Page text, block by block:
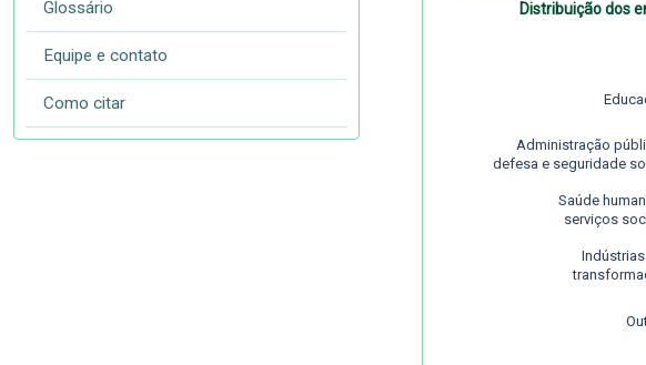
Glossário
Equipe e contato
Como citar
Distribuição dos
Saúde
serviços
Administração
defesa e seguridade